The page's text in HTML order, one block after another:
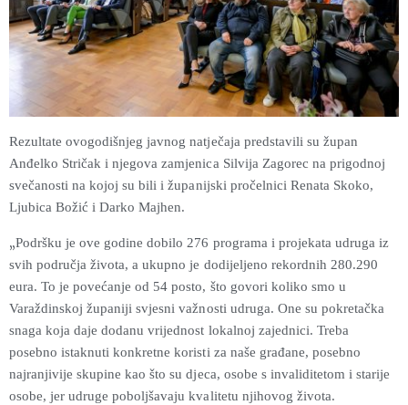
Rezultate ovogodišnjeg javnog natječaja predstavili su župan
Anđelko Stričak i njegova zamjenica Silvija Zagorec na prigodnoj
svečanosti na kojoj su bili i županijski pročelnici Renata Skoko,
Ljubica Božić i Darko Majhen.
„Podršku je ove godine dobilo 276 programa i projekata udruga iz
svih područja života, a ukupno je dodijeljeno rekordnih 280.290
eura. To je povećanje od 54 posto, što govori koliko smo u
Varaždinskoj županiji svjesni važnosti udruga. One su pokretačka
snaga koja daje dodanu vrijednost lokalnoj zajednici. Treba
posebno istaknuti konkretne koristi za naše građane, posebno
najranjivije skupine kao što su djeca, osobe s invaliditetom i starije
osobe, jer udruge poboljšavaju kvalitetu njihovog života.